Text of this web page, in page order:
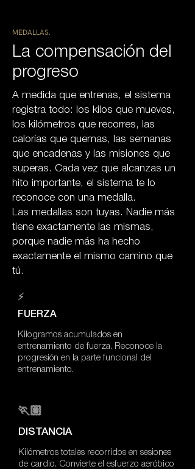
MEDALLAS.
La compensación del
progreso
A medida que entrenas, el sistema
registra todo: los kilos que mueves,
los kilómetros que recorres, las
calorías que quemas, las semanas
que encadenas y las misiones que
superas. Cada vez que alcanzas un
hito importante, el sistema te lo
reconoce con una medalla.
Las medallas son tuyas. Nadie más
tiene exactamente las mismas,
porque nadie más ha hecho
exactamente el mismo camino que
tú.
⚡
FUERZA
Kilogramos acumulados en
entrenamiento de fuerza. Reconoce la
progresión en la parte funcional del
entrenamiento.
🏃🏽
DISTANCIA
Kilómetros totales recorridos en sesiones
de cardio. Convierte el esfuerzo aeróbico